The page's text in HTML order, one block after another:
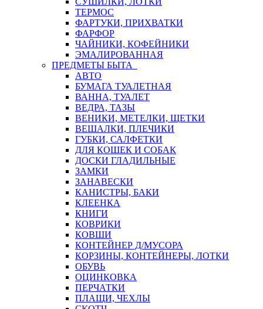
ТЕРМОС
ФАРТУКИ, ПРИХВАТКИ
ФАРФОР
ЧАЙНИКИ, КОФЕЙНИКИ
ЭМАЛИРОВАННАЯ
ПРЕДМЕТЫ БЫТА
АВТО
БУМАГА ТУАЛЕТНАЯ
ВАННА, ТУАЛЕТ
ВЕДРА, ТАЗЫ
ВЕНИКИ, МЕТЕЛКИ, ЩЕТКИ
ВЕШАЛКИ, ПЛЕЧИКИ
ГУБКИ, САЛФЕТКИ
ДЛЯ КОШЕК И СОБАК
ДОСКИ ГЛАДИЛЬНЫЕ
ЗАМКИ
ЗАНАВЕСКИ
КАНИСТРЫ, БАКИ
КЛЕЕНКА
КНИГИ
КОВРИКИ
КОВШИ
КОНТЕЙНЕР Д/МУСОРА
КОРЗИНЫ, КОНТЕЙНЕРЫ, ЛОТКИ
ОБУВЬ
ОЦИНКОВКА
ПЕРЧАТКИ
ПЛАЩИ, ЧЕХЛЫ